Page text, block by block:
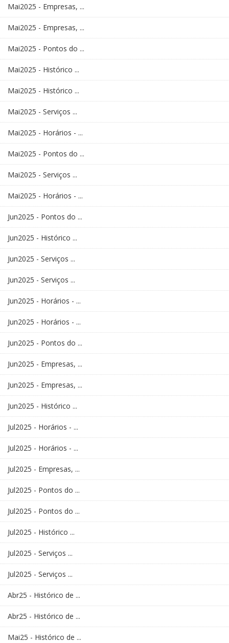
Mai2025 - Empresas, ...
Mai2025 - Empresas, ...
Mai2025 - Pontos do ...
Mai2025 - Histórico ...
Mai2025 - Histórico ...
Mai2025 - Serviços ...
Mai2025 - Horários - ...
Mai2025 - Pontos do ...
Mai2025 - Serviços ...
Mai2025 - Horários - ...
Jun2025 - Pontos do ...
Jun2025 - Histórico ...
Jun2025 - Serviços ...
Jun2025 - Serviços ...
Jun2025 - Horários - ...
Jun2025 - Horários - ...
Jun2025 - Pontos do ...
Jun2025 - Empresas, ...
Jun2025 - Empresas, ...
Jun2025 - Histórico ...
Jul2025 - Horários - ...
Jul2025 - Horários - ...
Jul2025 - Empresas, ...
Jul2025 - Pontos do ...
Jul2025 - Pontos do ...
Jul2025 - Histórico ...
Jul2025 - Serviços ...
Jul2025 - Serviços ...
Abr25 - Histórico de ...
Abr25 - Histórico de ...
Mai25 - Histórico de ...